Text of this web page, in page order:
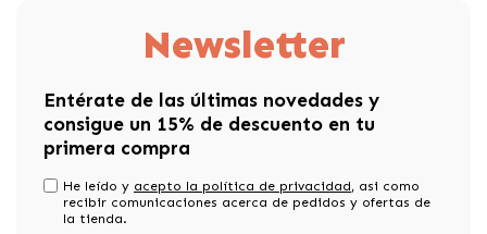
Newsletter
Entérate de las últimas novedades y
consigue un 15% de descuento en tu
primera compra
He leído y acepto la política de privacidad, asi como
recibir comunicaciones acerca de pedidos y ofertas de
la tienda.